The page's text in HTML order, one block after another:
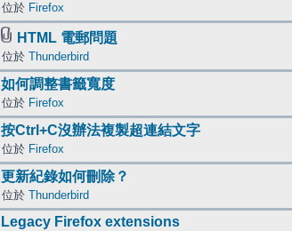
位於 Firefox
HTML 電郵問題
位於 Thunderbird
如何調整書籤寬度
位於 Firefox
按Ctrl+C沒辦法複製超連結文字
位於 Firefox
更新紀錄如何刪除？
位於 Thunderbird
Legacy Firefox extensions